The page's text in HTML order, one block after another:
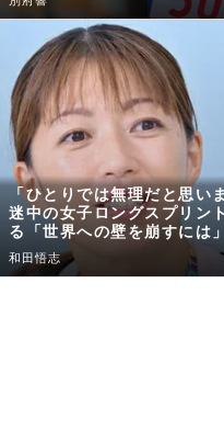
「ひとりでは無理だと思
迷中の女子ロングスプリン
る「世界への壁を崩すには」
和田悟志